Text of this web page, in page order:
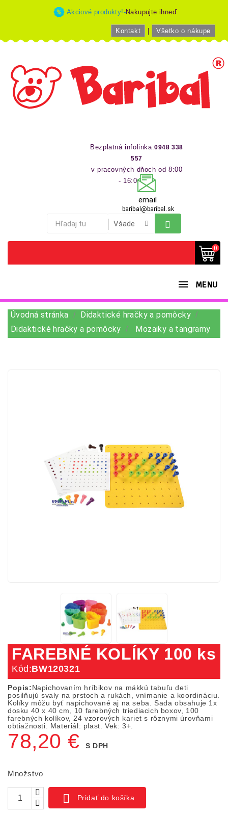
Akciové produkty!-Nakupujte ihneď
Kontakt Všetko o nákupe
Bezplatná infolinka:0948 338
557
v pracovných dňoch od 8:00
- 16:00 hod
email
baribal@baribal.sk
0
MENU
Úvodná stránka
Didaktické hračky a pomôcky
Didaktické hračky a pomôcky
Mozaiky a tangramy
FAREBNÉ KOLÍKY 100 ks
Kód:BW120321
Popis:Napichovaním hríbikov na mäkkú tabuľu deti
posilňujú svaly na prstoch a rukách, vnímanie a koordináciu.
Kolíky môžu byť napichované aj na seba. Sada obsahuje 1x
dosku 40 x 40 cm, 10 farebných triediacich boxov, 100
farebných kolíkov, 24 vzorových kariet s rôznymi úrovňami
obtiažnosti. Materiál: plast. Vek: 3+.
78,20 € S DPH
Množstvo
 Pridať do košíka